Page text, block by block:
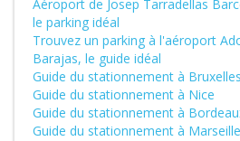
Aéroport de Josep Tarradellas
le parking idéal
Trouvez un parking à l'aéroport
Barajas, le guide idéal
Guide du stationnement à Bruxelles
Guide du stationnement à Nice
Guide du stationnement à
Guide du stationnement à Marseille